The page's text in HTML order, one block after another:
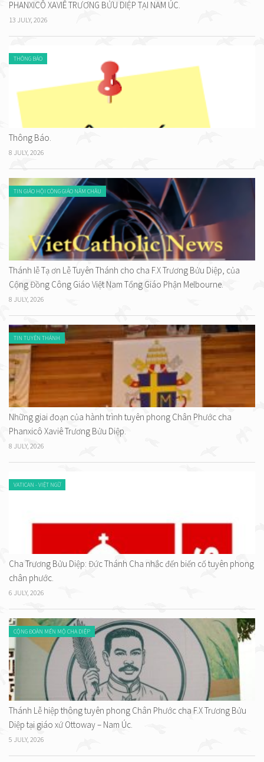
PHANXICÔ XAVIÊ TRƯƠNG BỬU DIỆP TẠI NAM ÚC.
13 JULY, 2026
THÔNG BÁO
Thông Báo.
8 JULY, 2026
TIN GIÁO HỘI CÔNG GIÁO NĂM CHÂU
Thánh lễ Tạ ơn Lễ Tuyên Thánh cho cha F.X Trương Bửu Diệp, của
Cộng Đồng Công Giáo Việt Nam Tổng Giáo Phận Melbourne.
8 JULY, 2026
TIN TUYÊN THÁNH
Những giai đoạn của hành trình tuyên phong Chân Phước cha
Phanxicô Xaviê Trương Bửu Diệp.
8 JULY, 2026
VATICAN - VIỆT NGỮ
Cha Trương Bửu Diệp: Đức Thánh Cha nhắc đến biến cố tuyên phong
chân phước.
6 JULY, 2026
CỘNG ĐOÀN MẾN MỘ CHA DIỆP
Thánh Lễ hiệp thông tuyên phong Chân Phước cha F.X Trương Bửu
Diệp tại giáo xứ Ottoway – Nam Úc.
5 JULY, 2026